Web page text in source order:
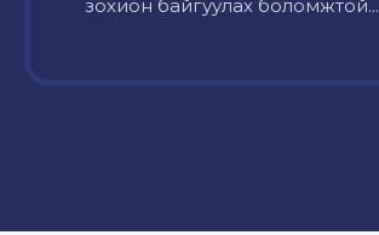
зохион байгуулах боломжтой...